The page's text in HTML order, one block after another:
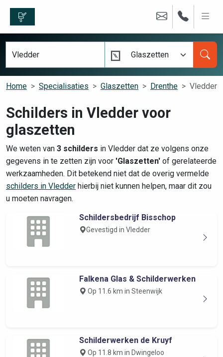
Glaszetten
Home Specialisaties Glaszetten Drenthe Vledder
Schilders in Vledder voor
glaszetten
We weten van 3 schilders in Vledder dat ze volgens onze
gegevens in te zetten zijn voor 'Glaszetten' of gerelateerde
werkzaamheden. Dit betekend niet dat de overig vermelde
schilders in Vledder hierbij niet kunnen helpen, maar dit zou
u moeten navragen.
Schildersbedrijf Bisschop
Gevestigd in Vledder
Falkena Glas & Schilderwerken
Op 11.6 km in Steenwijk
Schilderwerken de Kruyf
Op 11.8 km in Dwingeloo